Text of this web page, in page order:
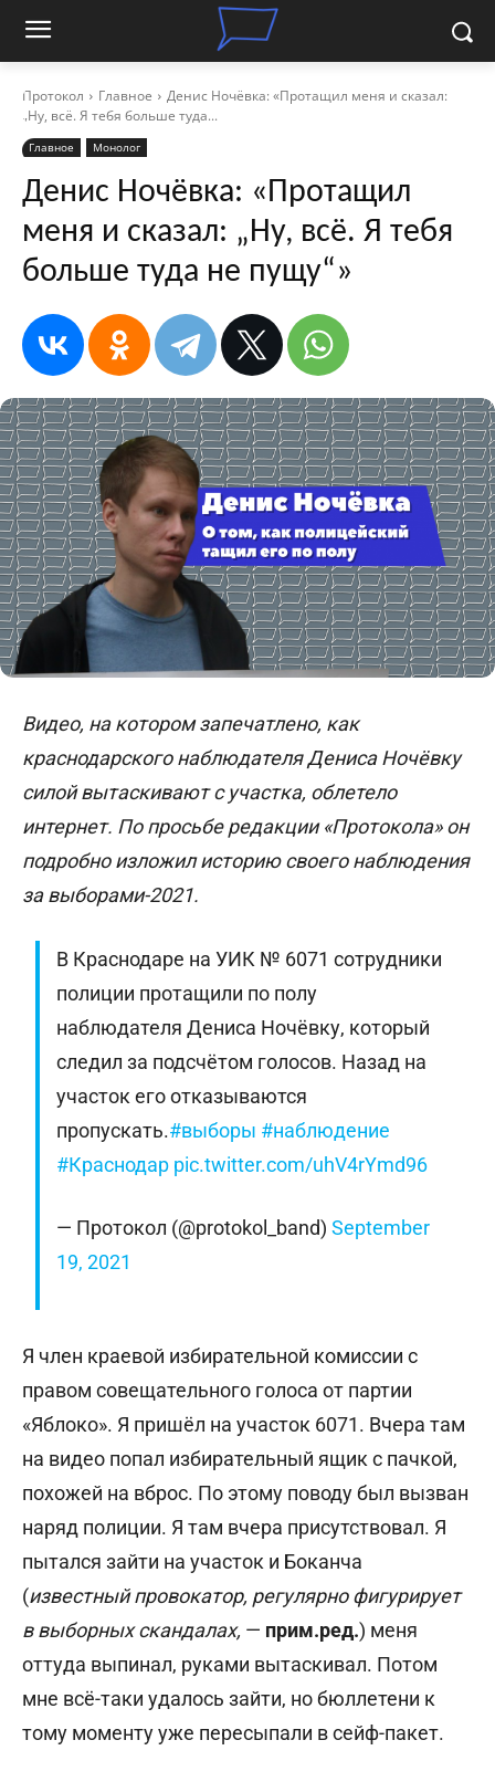
Протокол Главное
Денис Ночёвка: «Протащил меня и сказал:
„Ну, всё. Я тебя больше туда...
Главное Монолог
Денис Ночёвка: «Протащил
меня и сказал: „Ну, всё. Я тебя
больше туда не пущу“»
Видео, на котором запечатлено, как
краснодарского наблюдателя Дениса Ночёвку
силой вытаскивают с участка, облетело
интернет. По просьбе редакции «Протокола» он
подробно изложил историю своего наблюдения
за выборами-2021.
В Краснодаре на УИК № 6071 сотрудники
полиции протащили по полу
наблюдателя Дениса Ночёвку, который
следил за подсчётом голосов. Назад на
участок его отказываются
пропускать.#выборы #наблюдение
#Краснодар pic.twitter.com/uhV4rYmd96
— Протокол (@protokol_band)September
19, 2021
Я член краевой избирательной комиссии с
правом совещательного голоса от партии
«Яблоко». Я пришёл на участок 6071. Вчера там
на видео попал избирательный ящик с пачкой,
похожей на вброс. По этому поводу был вызван
наряд полиции. Я там вчера присутствовал. Я
пытался зайти на участок и Боканча
(известный провокатор, регулярно фигурирует
в выборных скандалах, — прим.ред.) меня
оттуда выпинал, руками вытаскивал. Потом
мне всё-таки удалось зайти, но бюллетени к
тому моменту уже пересыпали в сейф-пакет.